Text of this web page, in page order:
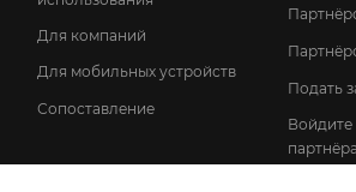
Для компаний
Для мобильных устройств
Сопоставление
Подать
Войдите
партнёра